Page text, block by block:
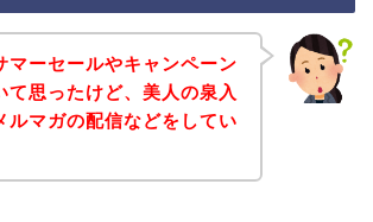
マーセールやキャンペーン
て思ったけど、美人の泉入
ルマガの配信などをしてい